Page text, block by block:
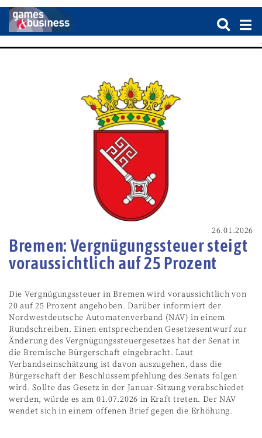
26.01.2026
Bremen: Vergnügungssteuer steigt
voraussichtlich auf 25 Prozent
Die Vergnügungssteuer in Bremen wird voraussichtlich von
20 auf 25 Prozent angehoben. Darüber informiert der
Nordwestdeutsche Automatenverband (NAV) in einem
Rundschreiben. Einen entsprechenden Gesetzesentwurf zur
Änderung des Vergnügungssteuergesetzes hat der Senat in
die Bremische Bürgerschaft eingebracht. Laut
Verbandseinschätzung ist davon auszugehen, dass die
Bürgerschaft der Beschlussempfehlung des Senats folgen
wird. Sollte das Gesetz in der Januar-Sitzung verabschiedet
werden, würde es am 01.07.2026 in Kraft treten. Der NAV
wendet sich in einem offenen Brief gegen die Erhöhung.